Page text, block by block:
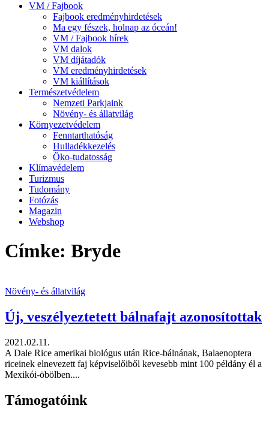
VM / Fajbook
Fajbook eredményhirdetések
Ma egy fészek, holnap az óceán!
VM / Fajbook hírek
VM dalok
VM díjátadók
VM eredményhirdetések
VM kiállítások
Természetvédelem
Nemzeti Parkjaink
Növény- és állatvilág
Környezetvédelem
Fenntarthatóság
Hulladékkezelés
Öko-tudatosság
Klímavédelem
Turizmus
Tudomány
Fotózás
Magazin
Webshop
Címke: Bryde
Növény- és állatvilág
Új, veszélyeztetett bálnafajt azonosítottak
2021.02.11.
A Dale Rice amerikai biológus után Rice-bálnának, Balaenoptera
riceinek elnevezett faj képviselőiből kevesebb mint 100 példány él a
Mexikói-öbölben....
Támogatóink